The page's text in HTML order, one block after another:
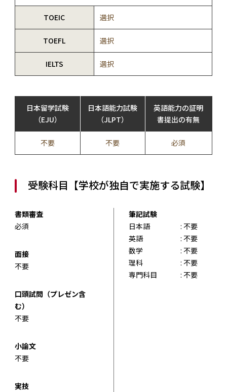
TOEIC 選択
TOEFL 選択
IELTS 選択
日本留学試験
（EJU）
日本語能力試験
（JLPT）
英語能力の証明
書提出の有無
不要 不要 必須
受験科目【学校が独自で実施する試験】
書類審査
必須
面接
不要
口頭試問（プレゼン含
む）
不要
小論文
不要
実技
筆記試験
日本語
: 不要
英語
: 不要
数学
: 不要
理科
: 不要
専門科目
: 不要